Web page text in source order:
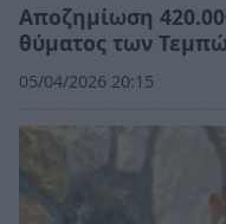
Αποζημίωση
θύματος των
05/04/2026 20:15